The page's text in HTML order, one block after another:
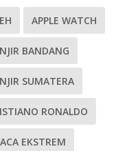
APPLE WATCH
BANDANG
SUMATERA
RONALDO
EKSTREM